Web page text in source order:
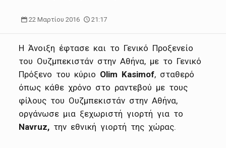
22 Μαρτίου 2016 21:17
Η Άνοιξη έφτασε και το Γενικό Προξενείο
του Ουζμπεκιστάν στην Αθήνα, με το Γενικό
Πρόξενο του κύριο Olim Kasimof, σταθερό
όπως κάθε χρόνο στο ραντεβού με τους
φίλους του Ουζμπεκιστάν στην Αθήνα,
οργάνωσε μια ξεχωριστή γιορτή για το
Navruz, την εθνική γιορτή της χώρας.